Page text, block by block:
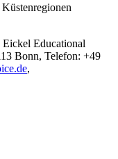
Educational
Bonn, Telefon: +49
,